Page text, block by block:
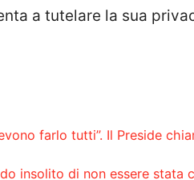
a tutelare la sua
farlo tutti”. Il Preside
insolito di non essere stata